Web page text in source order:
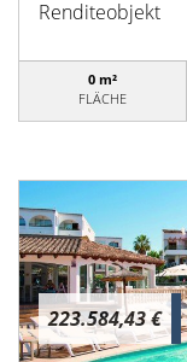
Renditeobjekt
0 m²
FLÄCHE
223.584,43 €